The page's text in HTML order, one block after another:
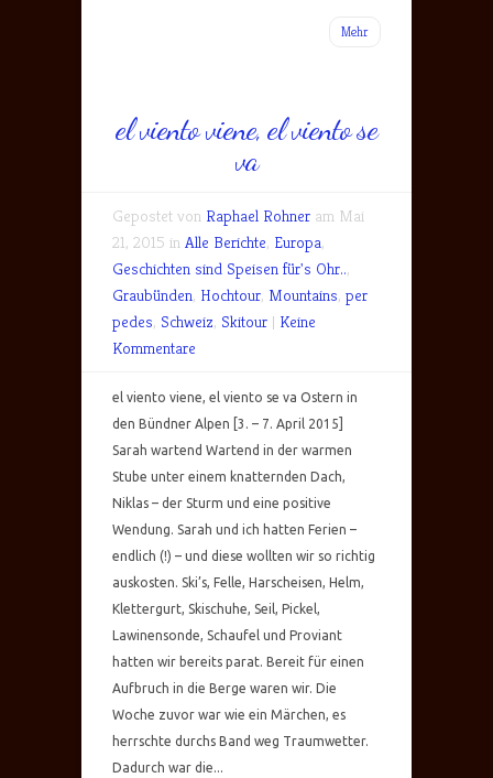
Mehr
el viento viene, el viento se
va
Gepostet von Raphael Rohner am Mai
21, 2015 in Alle Berichte, Europa,
Geschichten sind Speisen für's Ohr..,
Graubünden, Hochtour, Mountains, per
pedes, Schweiz, Skitour | Keine
Kommentare
el viento viene, el viento se va Ostern in
den Bündner Alpen [3. – 7. April 2015]
Sarah wartend Wartend in der warmen
Stube unter einem knatternden Dach,
Niklas – der Sturm und eine positive
Wendung. Sarah und ich hatten Ferien –
endlich (!) – und diese wollten wir so richtig
auskosten. Ski’s, Felle, Harscheisen, Helm,
Klettergurt, Skischuhe, Seil, Pickel,
Lawinensonde, Schaufel und Proviant
hatten wir bereits parat. Bereit für einen
Aufbruch in die Berge waren wir. Die
Woche zuvor war wie ein Märchen, es
herrschte durchs Band weg Traumwetter.
Dadurch war die...